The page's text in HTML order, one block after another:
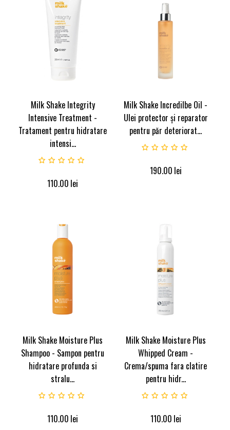
Milk Shake Integrity
Intensive Treatment -
Tratament pentru hidratare
intensi...
110.00 lei
Milk Shake Incredilbe Oil -
Ulei protector și reparator
pentru păr deteriorat...
190.00 lei
Milk Shake Moisture Plus
Shampoo - Sampon pentru
hidratare profunda si
stralu...
110.00 lei
Milk Shake Moisture Plus
Whipped Cream -
Crema/spuma fara clatire
pentru hidr...
110.00 lei